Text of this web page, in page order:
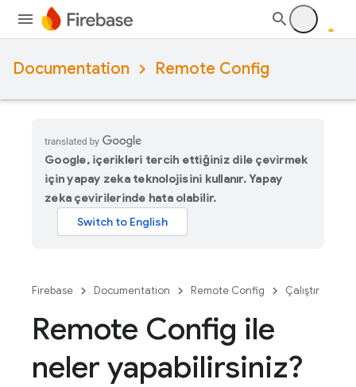
Documentation Remote Config
Google, içerikleri tercih ettiğiniz dile çevirmek
için yapay zeka teknolojisini kullanır. Yapay
zeka çevirilerinde hata olabilir.
Firebase Documentation Remote Config Çalıştır
Remote Config ile
neler yapabilirsiniz?